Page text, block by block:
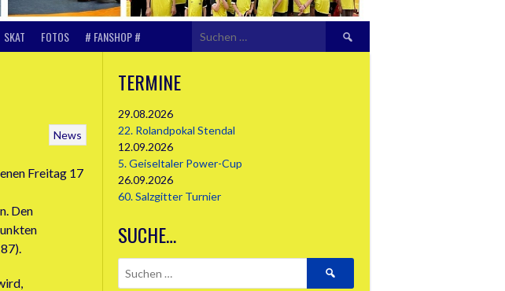
SKAT FOTOS # FANSHOP #
Suchen
nach:
News
Freitag 17
Den
TERMINE
29.08.2026
22. Rolandpokal Stendal
12.09.2026
5. Geiseltaler Power-Cup
26.09.2026
60. Salzgitter Turnier
SUCHE…
Suchen